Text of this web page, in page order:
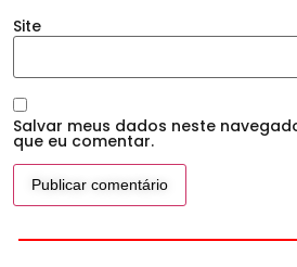
Site
Salvar meus dados neste
que eu comentar.